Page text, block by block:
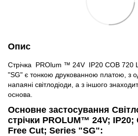
Опис
Стрічка PROlum ™ 24V IP20 СОВ 720
"SG" є тонкою друкованною платою, з
напаяні світлодіоди, а з іншого
основа.
Основне застосування
стрічки PROLUM™ 24V;
Free Cut; Series "SG":